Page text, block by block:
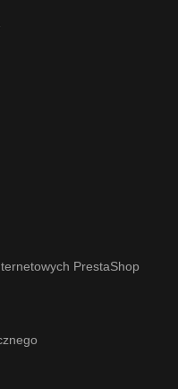
PrestaShop